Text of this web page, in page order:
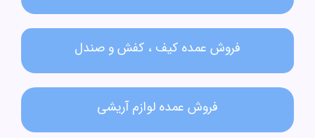
فروش عمده کیف ، کفش و صندل
فروش عمده لوازم آریشی